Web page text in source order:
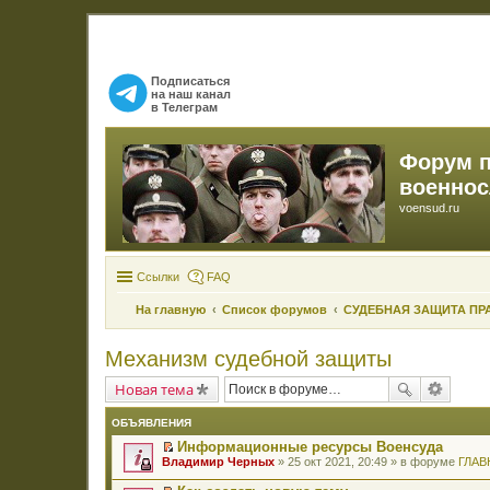
Подписаться
на наш канал
в Телеграм
Форум
voensud.ru
Ссылки FAQ
На главную Список форумов СУДЕБНАЯ ЗАЩИТА
Механизм судебной защиты
Новая тема
ОБЪЯВЛЕНИЯ
П
р
Информационные ресурсы Военсуда
Владимир Черных » 25 окт 2021, 20:49 » в форуме